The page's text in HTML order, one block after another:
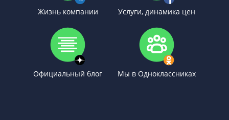
Жизнь компании Услуги, динамика цен
Официальный блог Мы в Одноклассниках